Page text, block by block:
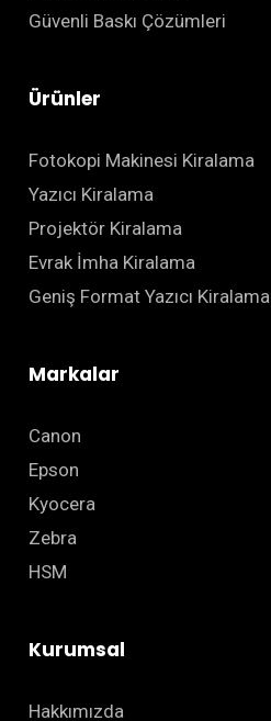
Güvenli Baskı Çözümleri
Ürünler
Fotokopi Makinesi Kiralama
Yazıcı Kiralama
Projektör Kiralama
Evrak İmha Kiralama
Geniş Format Yazıcı Kiralama
Markalar
Canon
Epson
Kyocera
Zebra
HSM
Kurumsal
Hakkımızda